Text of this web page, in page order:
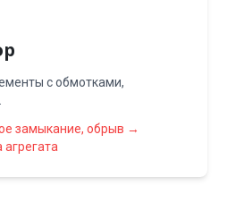
с обмотками,
замыкание, обрыв →